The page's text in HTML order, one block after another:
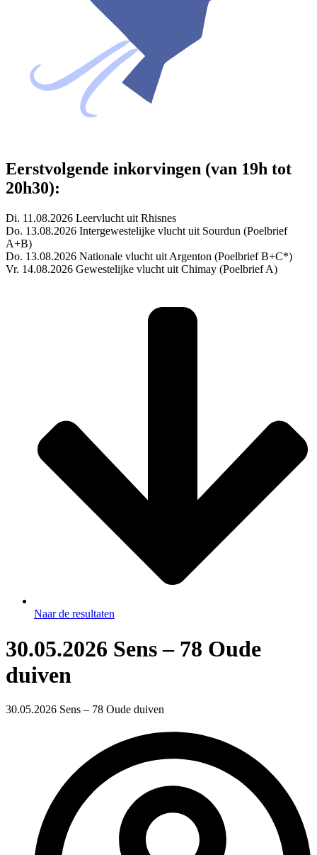
Eerstvolgende inkorvingen (van 19h tot
20h30):
Di. 11.08.2026 Leervlucht uit Rhisnes
Do. 13.08.2026 Intergewestelijke vlucht uit Sourdun (Poelbrief
A+B)
Do. 13.08.2026 Nationale vlucht uit Argenton (Poelbrief B+C*)
Vr. 14.08.2026 Gewestelijke vlucht uit Chimay (Poelbrief A)
Naar de resultaten
30.05.2026 Sens – 78 Oude
duiven
30.05.2026 Sens – 78 Oude duiven